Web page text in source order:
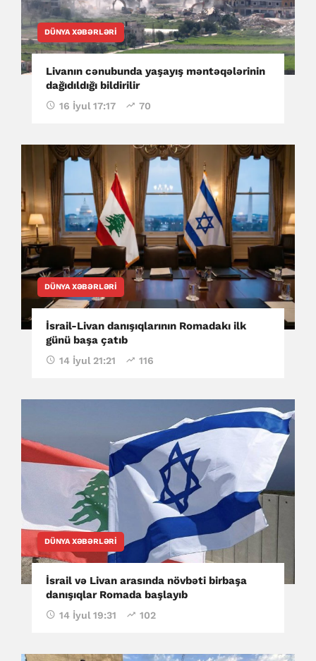
DÜNYA XƏBƏRLƏRI
Livanın cənubunda yaşayış məntəqələrinin
dağıdıldığı bildirilir
16 İyul 17:17 70
DÜNYA XƏBƏRLƏRI
İsrail-Livan danışıqlarının Romadakı ilk
günü başa çatıb
14 İyul 21:21 116
DÜNYA XƏBƏRLƏRI
İsrail və Livan arasında növbəti birbaşa
danışıqlar Romada başlayıb
14 İyul 19:31 102